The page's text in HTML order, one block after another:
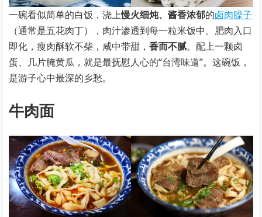
一碗看似简单的白饭，浇上慢火细炖、酱香浓郁的卤肉臊子
（通常是五花肉丁），肉汁渗透到每一粒米饭中。肥肉入口
即化，瘦肉酥软不柴，咸中带甜，香而不腻。配上一颗卤
蛋、几片腌黄瓜，就是最抚慰人心的“台湾味道”。这碗饭，
是游子心中最深的乡愁。
牛肉面